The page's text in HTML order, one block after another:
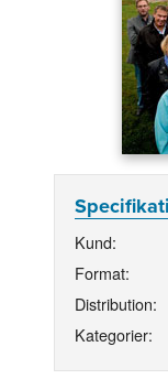
Kund:
Format:
Distribution:
Kategorier: